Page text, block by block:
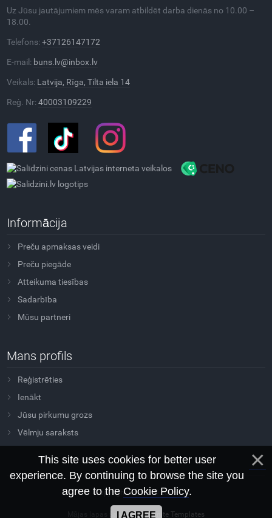
Uz Jūsu jautājumiem mēs varam atbildēt darba dienās no 10.00 –
18.00.
Telefons:+37126147172
E-mail: buns.lv@inbox.lv
Veikals: Latvija, Rīga, Tilta iela 14
Reģ. Nr:40003109229
Informācija
Preču apmaksas veidi
Preču piegāde
Atteikuma tiesības
Sadarbība
Mūsu partneri
Mans profils
Reģistrēties
Ienākt
Jūsu pirkumu grozs
Vēlmju saraksts
Copyright Sovtus © 2026
Mājas lapas šablons Morganite Templates
This site uses cookies for better user
experience. By continuing to browse the site you
agree to the Cookie Policy.
I AGREE